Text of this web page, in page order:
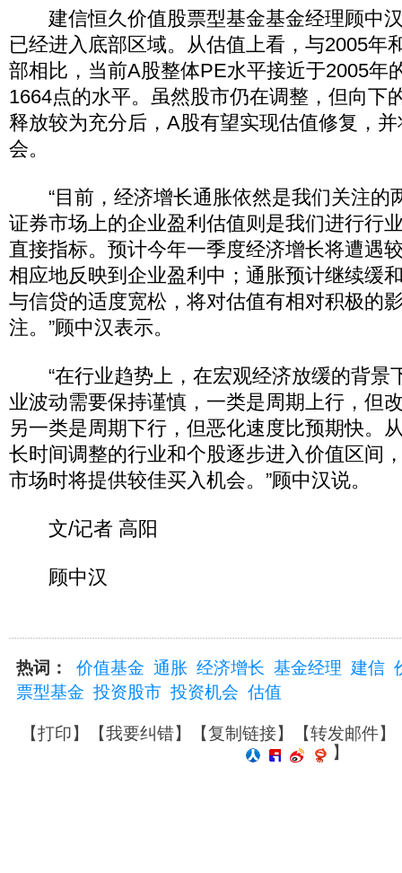
建信恒久价值股票型基金基金经理顾中
已经进入底部区域。从估值上看，与2005年
部相比，当前A股整体PE水平接近于2005年
1664点的水平。虽然股市仍在调整，但向下
释放较为充分后，A股有望实现估值修复，
会。
“目前，经济增长通胀依然是我们关注的
证券市场上的企业盈利估值则是我们进行行
直接指标。预计今年一季度经济增长将遭遇
相应地反映到企业盈利中；通胀预计继续缓
与信贷的适度宽松，将对估值有相对积极的
注。”顾中汉表示。
“在行业趋势上，在宏观经济放缓的背景
业波动需要保持谨慎，一类是周期上行，但
另一类是周期下行，但恶化速度比预期快。
长时间调整的行业和个股逐步进入价值区间
市场时将提供较佳买入机会。”顾中汉说。
文/记者 高阳
顾中汉
热词： 价值基金 通胀 经济增长 基金经理 建信
票型基金 投资股市 投资机会 估值
【打印】【我要纠错】【复制链接】【转发邮件】
】